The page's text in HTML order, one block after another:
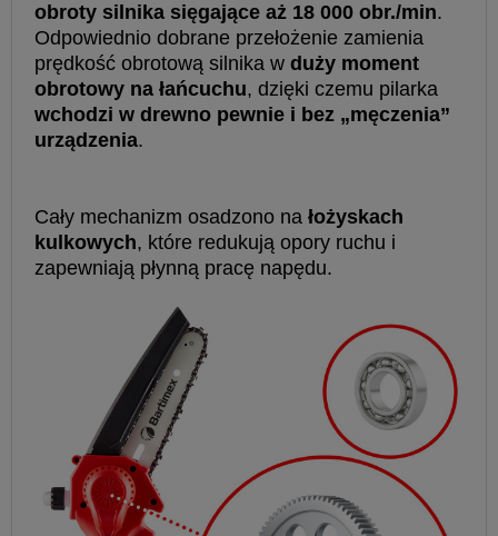
obroty silnika sięgające aż 18 000 obr./min.
Odpowiednio dobrane przełożenie zamienia
prędkość obrotową silnika w duży moment
obrotowy na łańcuchu, dzięki czemu pilarka
wchodzi w drewno pewnie i bez „męczenia”
urządzenia.
Cały mechanizm osadzono na łożyskach
kulkowych, które redukują opory ruchu i
zapewniają płynną pracę napędu.